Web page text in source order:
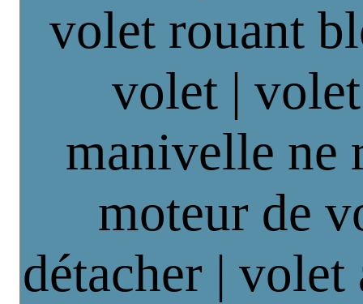
volet rouant
volet |
manivelle ne
moteur de
détacher | volet